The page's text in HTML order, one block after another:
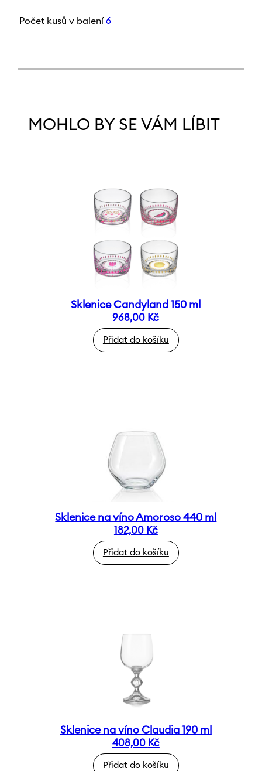
Počet kusů v balení 6
MOHLO BY SE VÁM LÍBIT
Sklenice Candyland 150 ml
968,00 Kč
Přidat do košíku
Sklenice na víno Amoroso 440 ml
182,00 Kč
Přidat do košíku
Sklenice na víno Claudia 190 ml
408,00 Kč
Přidat do košíku